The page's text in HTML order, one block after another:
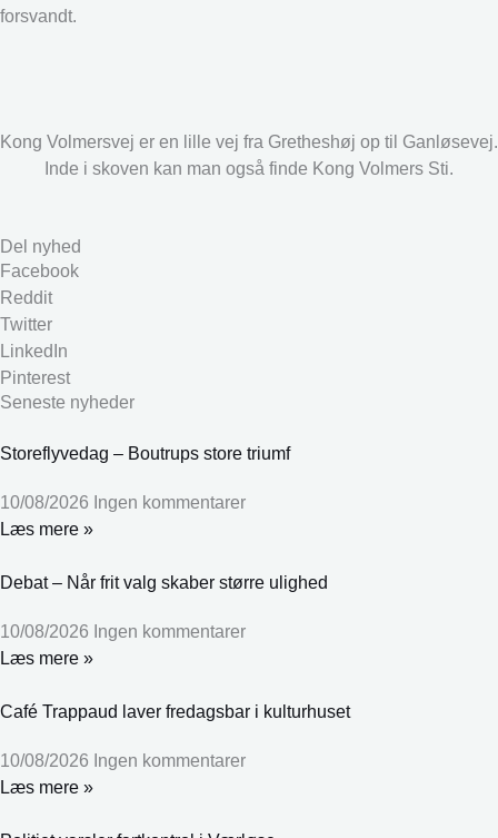
forsvandt.
Kong Volmersvej er en lille vej fra Gretheshøj op til Ganløsevej.
Inde i skoven kan man også finde Kong Volmers Sti.
Del nyhed
Facebook
Reddit
Twitter
LinkedIn
Pinterest
Seneste nyheder
Storeflyvedag – Boutrups store triumf
10/08/2026 Ingen kommentarer
Læs mere »
Debat – Når frit valg skaber større ulighed
10/08/2026 Ingen kommentarer
Læs mere »
Café Trappaud laver fredagsbar i kulturhuset
10/08/2026 Ingen kommentarer
Læs mere »